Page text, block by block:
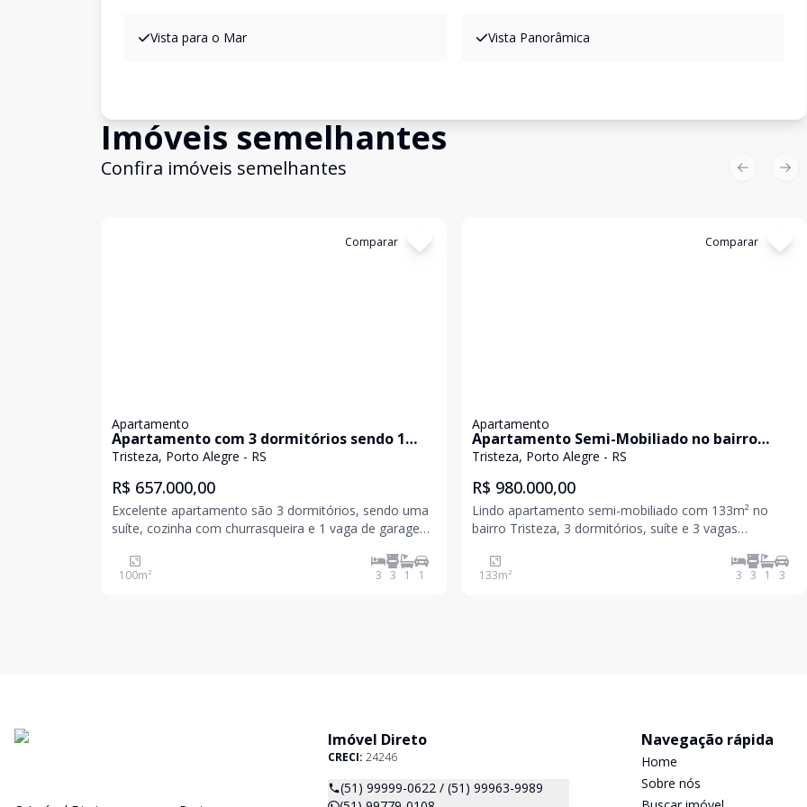
Vista para o Mar Vista Panorâmica
Imóveis semelhantes
Confira imóveis semelhantes
Comparar
Apartamento
Apartamento com 3 dormitórios sendo 1
suíte no bairro Tristeza.
Tristeza, Porto Alegre - RS
R$ 657.000,00
Excelente apartamento são 3 dormitórios, sendo uma
suíte, cozinha com churrasqueira e 1 vaga de garagem.
100m² 3 3 1 1
Comparar
Apartamento
Apartamento Semi-Mobiliado no bairro
Tristeza
Tristeza, Porto Alegre - RS
R$ 980.000,00
Lindo apartamento semi-mobiliado com 133m² no
bairro Tristeza, 3 dormitórios, suíte e 3 vagas
medida em todos os cômodos como: sala de estar,
cozinha, área de serviço, banheiros e quartos. Além
133m² 3 3 1 3
Previous
Imóvel Direto
CRECI: 24246
(51) 99999-0622 / (51) 99963-9989
Navegação rápida
Home
Sobre nós